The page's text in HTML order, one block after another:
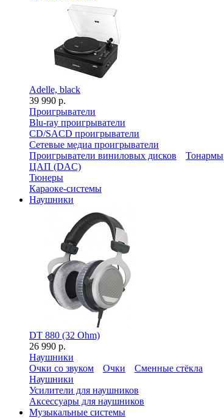
Adelle, black
39 990 р.
Проигрыватели
Blu-ray проигрыватели
CD/SACD проигрыватели
Сетевые медиа проигрыватели
Проигрыватели виниловых дисков
Тонармы
ЦАП (DAC)
Тюнеры
Караоке-системы
Наушники
DT 880 (32 Ohm)
26 990 р.
Наушники
Очки со звуком
Очки
Сменные стёкла
Наушники
Усилители для наушников
Аксессуары для наушников
Музыкальные системы